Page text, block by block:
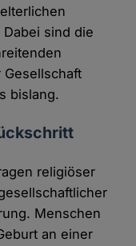
sind die
bislang.
religiöser
Menschen
an einer